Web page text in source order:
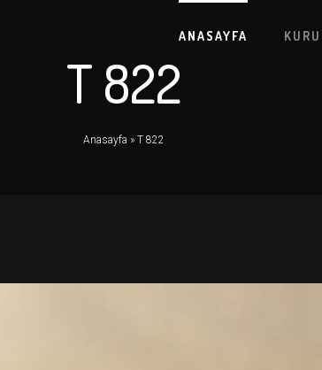
ANASAYFA
T 822
Anasayfa » T 822